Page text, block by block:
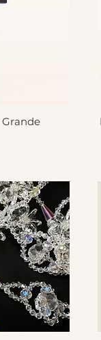
Grande